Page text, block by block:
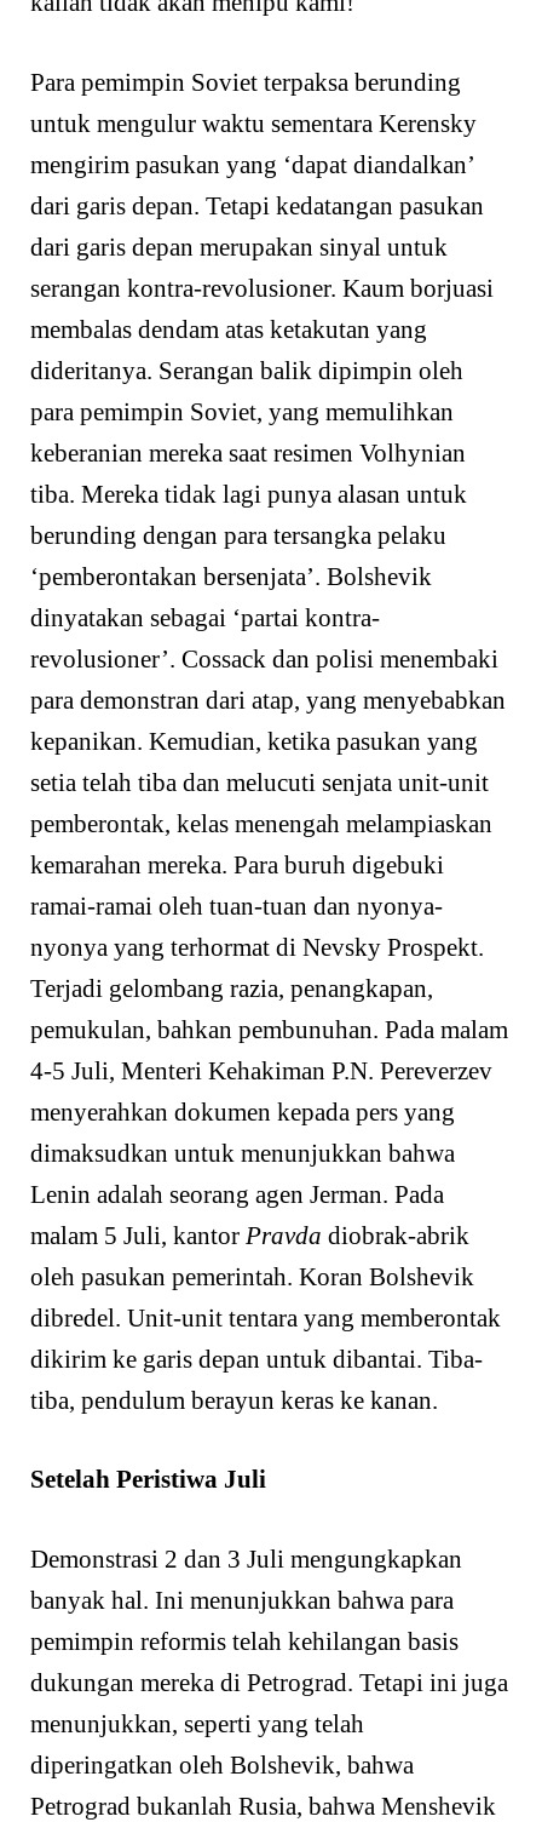
Para pemimpin Soviet terpaksa berunding
untuk mengulur waktu sementara Kerensky
mengirim pasukan yang ‘dapat diandalkan’
dari garis depan. Tetapi kedatangan pasukan
dari garis depan merupakan sinyal untuk
serangan kontra-revolusioner. Kaum borjuasi
membalas dendam atas ketakutan yang
dideritanya. Serangan balik dipimpin oleh
para pemimpin Soviet, yang memulihkan
keberanian mereka saat resimen Volhynian
tiba. Mereka tidak lagi punya alasan untuk
berunding dengan para tersangka pelaku
‘pemberontakan bersenjata’. Bolshevik
dinyatakan sebagai ‘partai kontra-
revolusioner’. Cossack dan polisi menembaki
para demonstran dari atap, yang menyebabkan
kepanikan. Kemudian, ketika pasukan yang
setia telah tiba dan melucuti senjata unit-unit
pemberontak, kelas menengah melampiaskan
kemarahan mereka. Para buruh digebuki
ramai-ramai oleh tuan-tuan dan nyonya-
nyonya yang terhormat di Nevsky Prospekt.
Terjadi gelombang razia, penangkapan,
pemukulan, bahkan pembunuhan. Pada malam
4-5 Juli, Menteri Kehakiman P.N. Pereverzev
menyerahkan dokumen kepada pers yang
dimaksudkan untuk menunjukkan bahwa
Lenin adalah seorang agen Jerman. Pada
malam 5 Juli, kantor Pravda diobrak-abrik
oleh pasukan pemerintah. Koran Bolshevik
dibredel. Unit-unit tentara yang memberontak
dikirim ke garis depan untuk dibantai. Tiba-
tiba, pendulum berayun keras ke kanan.
Setelah Peristiwa Juli
Demonstrasi 2 dan 3 Juli mengungkapkan
banyak hal. Ini menunjukkan bahwa para
pemimpin reformis telah kehilangan basis
dukungan mereka di Petrograd. Tetapi ini juga
menunjukkan, seperti yang telah
diperingatkan oleh Bolshevik, bahwa
Petrograd bukanlah Rusia, bahwa Menshevik